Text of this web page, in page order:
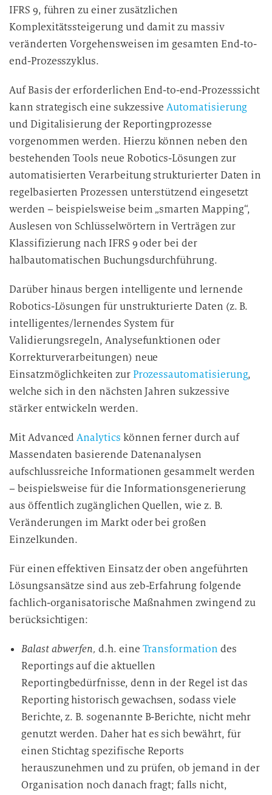
IFRS 9, führen zu einer zusätzlichen
Komplexitätssteigerung und damit zu massiv
veränderten Vorgehensweisen im gesamten End-to-
end-Prozesszyklus.
Auf Basis der erforderlichen End-to-end-Prozesssicht
kann strategisch eine sukzessiveAutomatisierung
und Digitalisierung der Reportingprozesse
vorgenommen werden. Hierzu können neben den
bestehenden Tools neue Robotics-Lösungen zur
automatisierten Verarbeitung strukturierter Daten in
regelbasierten Prozessen unterstützend eingesetzt
werden – beispielsweise beim „smarten Mapping“,
Auslesen von Schlüsselwörtern in Verträgen zur
Klassifizierung nach IFRS 9 oder bei der
halbautomatischen Buchungsdurchführung.
Darüber hinaus bergen intelligente und lernende
Robotics-Lösungen für unstrukturierte Daten (z. B.
intelligentes/lernendes System für
Validierungsregeln, Analysefunktionen oder
Korrekturverarbeitungen) neue
Einsatzmöglichkeiten zurProzessautomatisierung,
welche sich in den nächsten Jahren sukzessive
stärker entwickeln werden.
Mit AdvancedAnalytics können ferner durch auf
Massendaten basierende Datenanalysen
aufschlussreiche Informationen gesammelt werden
– beispielsweise für die Informationsgenerierung
aus öffentlich zugänglichen Quellen, wie z. B.
Veränderungen im Markt oder bei großen
Einzelkunden.
Für einen effektiven Einsatz der oben angeführten
Lösungsansätze sind aus zeb-Erfahrung folgende
fachlich-organisatorische Maßnahmen zwingend zu
berücksichtigen:
Balast abwerfen, d.h. eine Transformation des
Reportings auf die aktuellen
Reportingbedürfnisse, denn in der Regel ist das
Reporting historisch gewachsen, sodass viele
Berichte, z. B. sogenannte B-Berichte, nicht mehr
genutzt werden. Daher hat es sich bewährt, für
einen Stichtag spezifische Reports
herauszunehmen und zu prüfen, ob jemand in der
Organisation noch danach fragt; falls nicht,